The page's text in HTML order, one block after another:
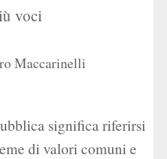
voci
Maccarinelli
significa riferirsi
di valori comuni e